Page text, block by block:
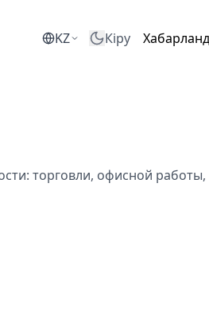
KZ Кіру
торговли, офисной работы,